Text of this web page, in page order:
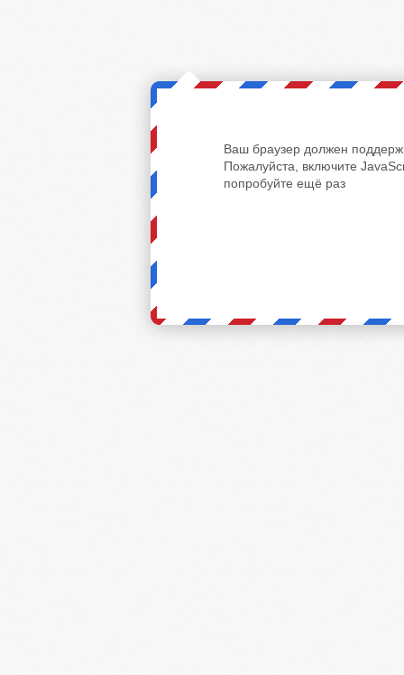
Ваш браузер должен
Пожалуйста, включите
попробуйте ещё раз